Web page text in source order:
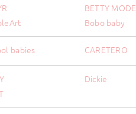
BETTY MODE
Bobo baby
babies CARETERO
Dickie